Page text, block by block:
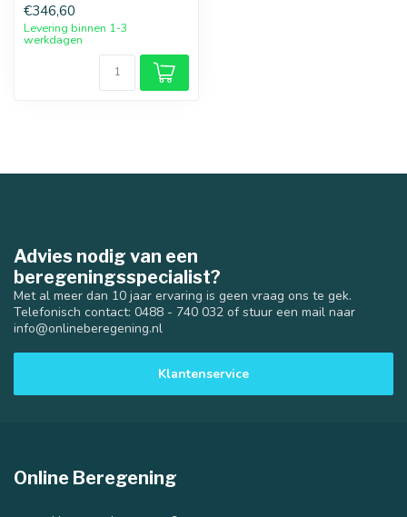
€346,60
Levering binnen 1-3
werkdagen
Advies nodig van een
beregeningsspecialist?
Met al meer dan 10 jaar ervaring is geen vraag ons te gek.
Telefonisch contact: 0488 - 740 032 of stuur een mail naar
info@onlineberegening.nl
Klantenservice
Online Beregening